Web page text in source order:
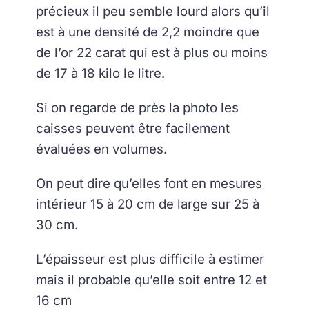
précieux il peu semble lourd alors qu’il
est à une densité de 2,2 moindre que
de l’or 22 carat qui est à plus ou moins
de 17 à 18 kilo le litre.
Si on regarde de près la photo les
caisses peuvent être facilement
évaluées en volumes.
On peut dire qu’elles font en mesures
intérieur 15 à 20 cm de large sur 25 à
30 cm.
L’épaisseur est plus difficile à estimer
mais il probable qu’elle soit entre 12 et
16 cm